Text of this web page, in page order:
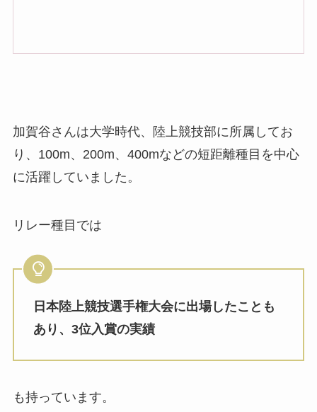
加賀谷さんは大学時代、陸上競技部に所属してお
り、100m、200m、400mなどの短距離種目を中心
に活躍していました。
リレー種目では
日本陸上競技選手権大会に出場したことも
あり、3位入賞の実績
も持っています。